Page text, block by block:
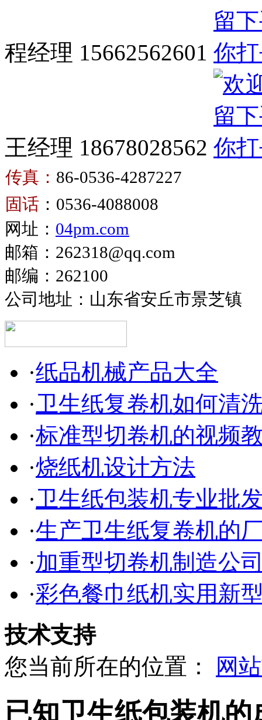
程经理 15662562601
王经理 18678028562
生
纸
复
机
传真： 86-0536-4287227
生
纸
生
产
设
备
固话 ：0536-4088008
网址： 04pm.com
邮箱：262318@qq.com
邮编：262100
公司地址：山东省安丘市景芝镇
·纸品机械产品大全
·卫生纸复卷机如何清
·标准型切卷机的视频
·烧纸机设计方法
·卫生纸包装机专业批
·生产卫生纸复卷机的
·加重型切卷机制造公
·彩色餐巾纸机实用新
技术支持
您当前所在的位置：
网
已知卫生纸包装机的